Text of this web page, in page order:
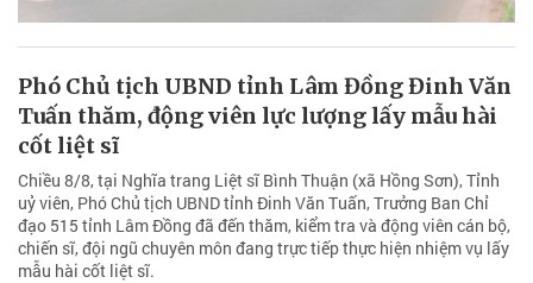
Phó Chủ tịch UBND tỉnh Lâm Đồng Đinh Văn
Tuấn thăm, động viên lực lượng lấy mẫu hài
cốt liệt sĩ
Chiều 8/8, tại Nghĩa trang Liệt sĩ Bình Thuận (xã Hồng Sơn), Tỉnh
uỷ viên, Phó Chủ tịch UBND tỉnh Đinh Văn Tuấn, Trưởng Ban Chỉ
đạo 515 tỉnh Lâm Đồng đã đến thăm, kiểm tra và động viên cán bộ,
chiến sĩ, đội ngũ chuyên môn đang trực tiếp thực hiện nhiệm vụ lấy
mẫu hài cốt liệt sĩ.